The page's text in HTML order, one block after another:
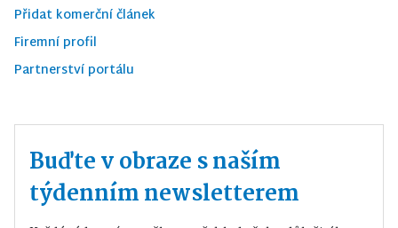
Přidat komerční článek
Firemní profil
Partnerství portálu
Buďte v obraze s naším
týdenním newsletterem